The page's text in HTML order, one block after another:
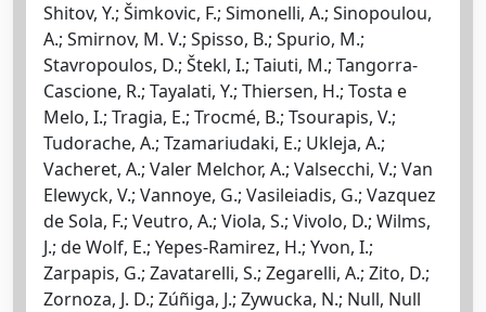
Shitov, Y.; Šimkovic, F.; Simonelli, A.; Sinopoulou,
A.; Smirnov, M. V.; Spisso, B.; Spurio, M.;
Stavropoulos, D.; Štekl, I.; Taiuti, M.; Tangorra-
Cascione, R.; Tayalati, Y.; Thiersen, H.; Tosta e
Melo, I.; Tragia, E.; Trocmé, B.; Tsourapis, V.;
Tudorache, A.; Tzamariudaki, E.; Ukleja, A.;
Vacheret, A.; Valer Melchor, A.; Valsecchi, V.; Van
Elewyck, V.; Vannoye, G.; Vasileiadis, G.; Vazquez
de Sola, F.; Veutro, A.; Viola, S.; Vivolo, D.; Wilms,
J.; de Wolf, E.; Yepes-Ramirez, H.; Yvon, I.;
Zarpapis, G.; Zavatarelli, S.; Zegarelli, A.; Zito, D.;
Zornoza, J. D.; Zúñiga, J.; Zywucka, N.; Null, Null